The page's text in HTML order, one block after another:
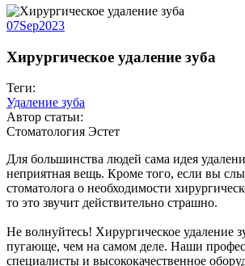
07Sep2023
Хирургическое удаление зуба
Теги:
Удаление зуба
Автор статьи:
Стоматология Эстет
Для большинства людей сама идея
неприятная вещь. Кроме того, если вы
стоматолога о необходимости
то это звучит действительно страшно.
Не волнуйтесь! Хирургическое удаление
пугающе, чем на самом деле. Наши
специалисты и высококачественное